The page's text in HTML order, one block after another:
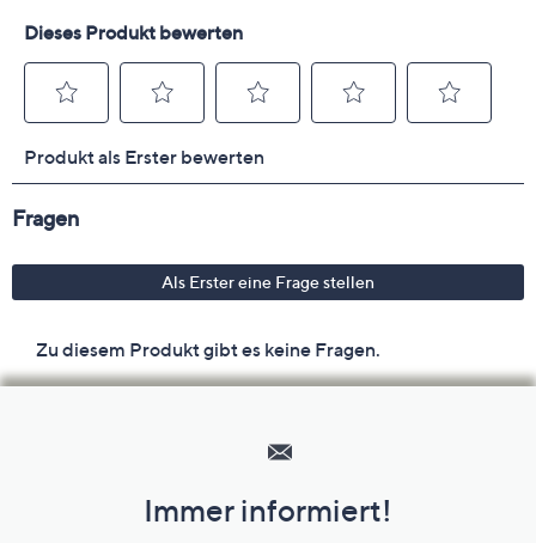
Unternehmensinformationen
Immer informiert!